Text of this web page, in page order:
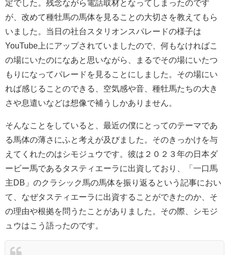
定でした。残念ながら電話取材となってしまったのです
が、改めて種牡馬の馬体を見ることの大切さを教えてもら
いました。当日の社台スタリオンスパレードの様子は
YouTube上にアップされていましたので、何もなければこ
の場にいたのになあと思いながら、まるでその場にいたつ
もりになってパレードを見ることにしました。その場にい
れば感じることのできる、空気感や音、種牡馬たちの大き
さや息遣いなどは想像で補うしかありません。
そんなことをしていると、最近の僕にとってのテーマであ
る馬体の薄さにふと考えが及びました。そのきっかけを与
えてくれたのはシモジュウです。彼は２０２３年の日本ダ
ービー馬であるタスティエーラに出資しており、「一口馬
主DB」のクラシック馬の馬体を振り返るという記事におい
て、なぜタスティエーラに出資することができたのか、そ
の理由や根拠を問うたことがありました。その際、シモジ
ュウはこう語ったのです。